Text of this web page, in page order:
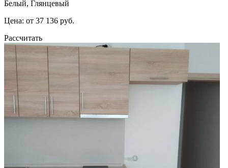
Белый, Глянцевый
Цена: от 37 136 руб.
Рассчитать